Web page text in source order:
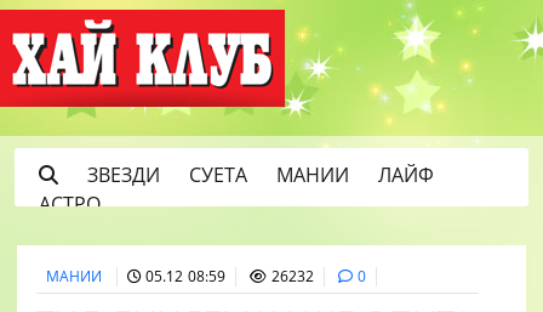
ЗВЕЗДИ СУЕТА МАНИИ
ЛАЙФ
АСТРО
МАНИИ 05.12 08:59 26232 0